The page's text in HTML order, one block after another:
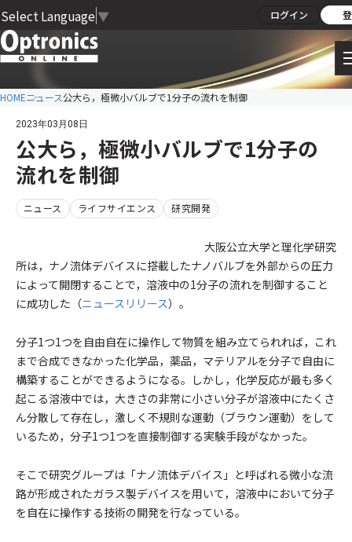
Select Language ▼ ログイン
HOMEニュース公大ら，極微小バルブで1分子の流れを制御
2023年03月08日
公大ら，極微小バルブで1分子の
流れを制御
ニュース ライフサイエンス 研究開発
大阪公立大学と理化学研究
所は，ナノ流体デバイスに搭載したナノバルブを外部からの圧力
によって開閉することで，溶液中の1分子の流れを制御すること
に成功した（ニュースリリース）。
分子1つ1つを自由自在に操作して物質を組み立てられれば，これ
まで合成できなかった化学品，薬品，マテリアルを分子で自由に
構築することができるようになる。しかし，化学反応が最も多く
起こる溶液中では，大きさの非常に小さい分子が溶液中にたくさ
ん分散して存在し，激しく不規則な運動（ブラウン運動）をして
いるため，分子1つ1つを直接制御する実験手段がなかった。
そこで研究グループは「ナノ流体デバイス」と呼ばれる微小な流
路が形成されたガラス製デバイスを用いて，溶液中において分子
を自在に操作する技術の開発を行なっている。